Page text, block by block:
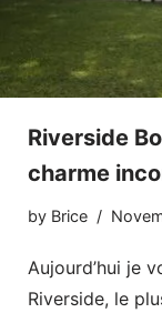
Riverside
charme
by Brice
Aujourd’hui je
Riverside, le